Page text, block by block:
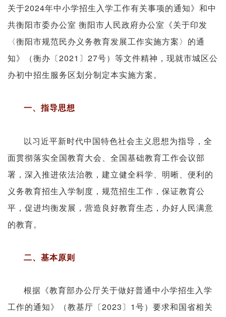
关于2024年中小学招生入学工作有关事项的通知》和中
共衡阳市委办公室 衡阳市人民政府办公室《关于印发
〈衡阳市规范民办义务教育发展工作实施方案〉的通
知》（衡办〔2021〕27号）等文件精神，现就市城区公
办初中招生服务区划分制定本实施方案。
一、指导思想
以习近平新时代中国特色社会主义思想为指导，全
面贯彻落实全国教育大会、全国基础教育工作会议部
署，深入推进依法治教，建立健全科学、明晰、便利的
义务教育招生入学制度，规范招生工作，保证教育公
平，促进均衡发展，营造良好教育生态，办好人民满意
的教育。
二、基本原则
根据《教育部办公厅关于做好普通中小学招生入学
工作的通知》（教基厅〔2023〕1号）要求和国省相关